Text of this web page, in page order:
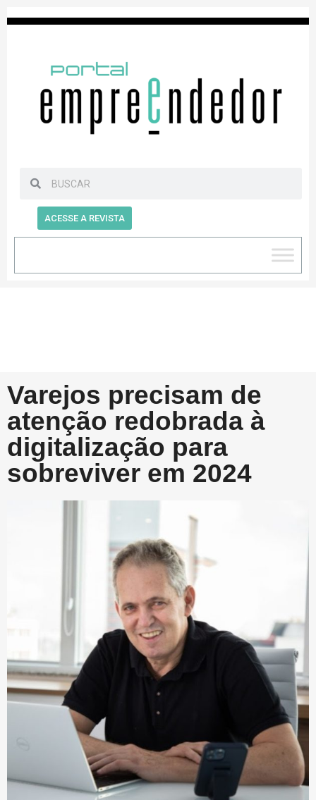
ACESSE A REVISTA
Varejos precisam de
atenção redobrada à
digitalização para
sobreviver em 2024